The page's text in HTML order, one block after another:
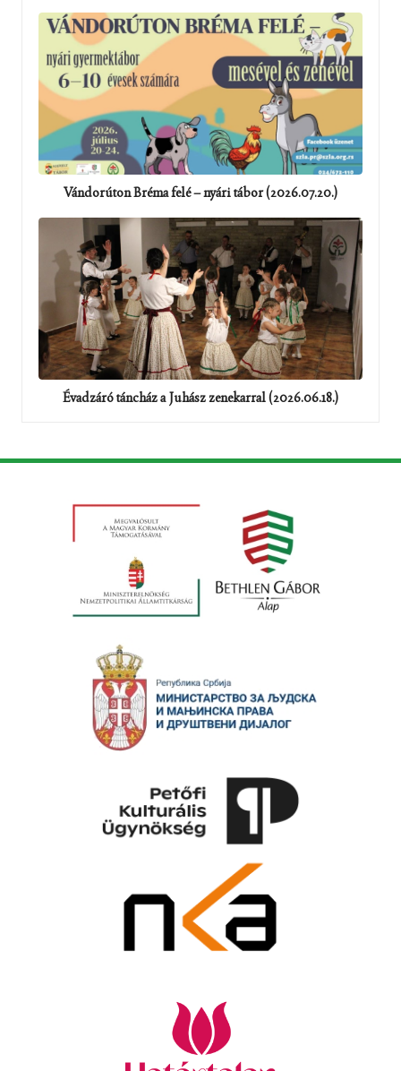
Vándorúton Bréma felé – nyári tábor (2026.07.20.)
Évadzáró táncház a Juhász zenekarral (2026.06.18.)